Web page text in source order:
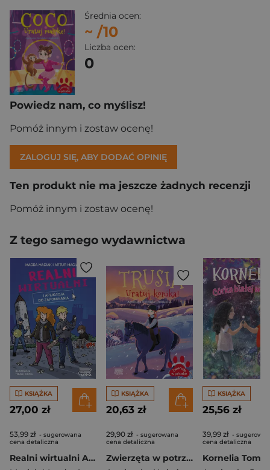
Średnia ocen:
~ /10
Liczba ocen:
0
Powiedz nam, co myślisz!
Pomóż innym i zostaw ocenę!
ZALOGUJ SIĘ, ABY DODAĆ OPINIĘ
Ten produkt nie ma jeszcze żadnych recenzji
Pomóż innym i zostaw ocenę!
Z tego samego wydawnictwa
KSIĄŻKA
27,00 zł
53,99 zł - sugerowana
cena detaliczna
Realni wirtualni Aplikacja do zapominania
KSIĄŻKA
20,63 zł
29,90 zł - sugerowana
cena detaliczna
Zwierzęta w potrzebie. Trusia. Uratuj konika!
KSIĄŻKA
25,56 zł
39,99 zł -
cena detaliczna